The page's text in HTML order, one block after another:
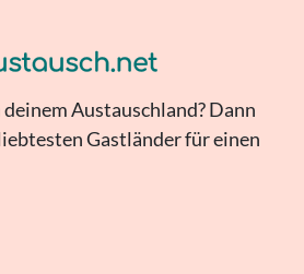
Austauschland? Dann
Gastländer für einen